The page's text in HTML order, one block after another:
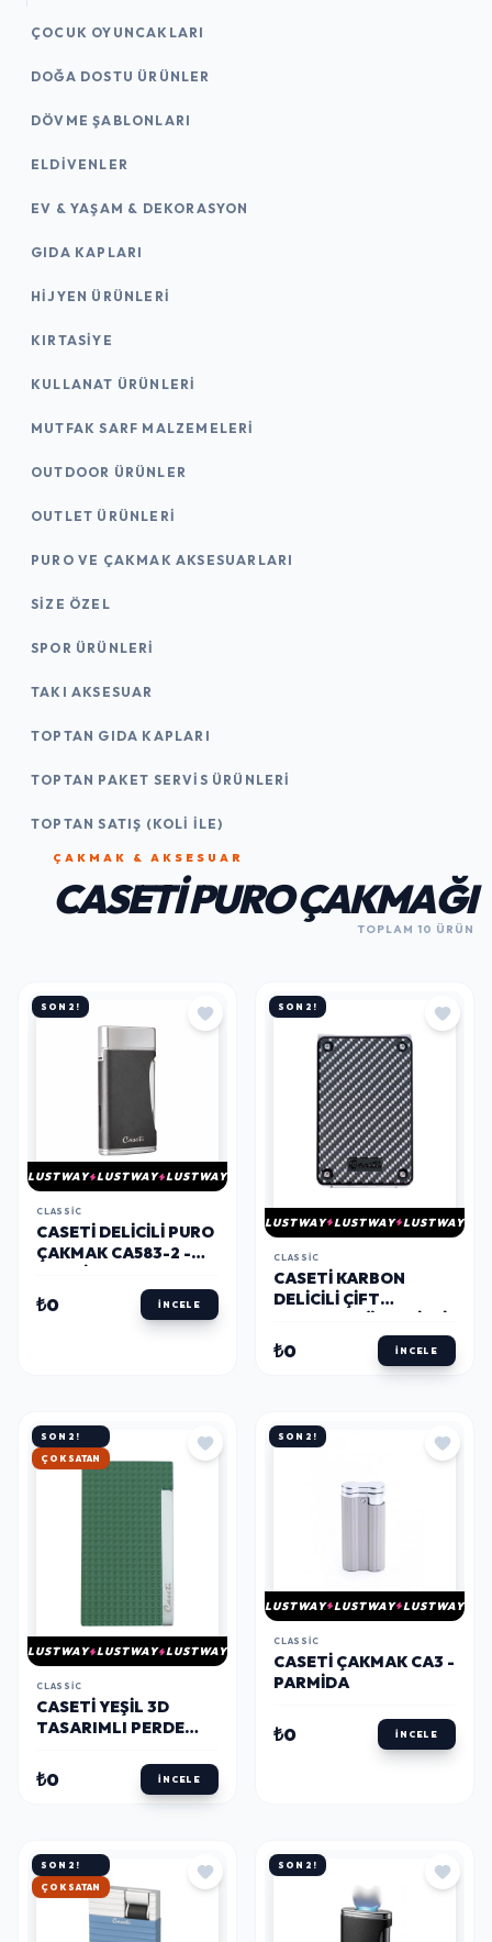
ÇOCUK OYUNCAKLARI
DOĞA DOSTU ÜRÜNLER
DÖVME ŞABLONLARI
ELDIVENLER
EV & YAŞAM & DEKORASYON
GIDA KAPLARI
HIJYEN ÜRÜNLERI
KIRTASİYE
KULLANAT ÜRÜNLERI
MUTFAK SARF MALZEMELERI
OUTDOOR ÜRÜNLER
OUTLET ÜRÜNLERI
PURO VE ÇAKMAK AKSESUARLARI
SIZE ÖZEL
SPOR ÜRÜNLERI
TAKI AKSESUAR
TOPTAN GIDA KAPLARI
TOPTAN PAKET SERVIS ÜRÜNLERI
TOPTAN SATIŞ (KOLI İLE)
ÇAKMAK & AKSESUAR
CASETI PURO ÇAKMAĞI
TOPLAM 10 ÜRÜN
SON 2!
LUSTWAY LUSTWAY LUSTWAY
CLASSIC
CASETI DELICILI PURO
ÇAKMAK CA583-2 -
₺0 İNCELE
SON 2!
LUSTWAY LUSTWAY LUSTWAY
CLASSIC
CASETI KARBON
DELICILI ÇIFT
ÇIFT TORCH VE TEK
TORCH CA-610(13) -
₺0 İNCELE
SON 2!
ÇOK SATAN
LUSTWAY LUSTWAY LUSTWAY
CLASSIC
CASETI YEŞIL 3D
TASARIMLI PERDE
555(15) - PARMIDA
₺0 İNCELE
SON 2!
LUSTWAY LUSTWAY LUSTWAY
CLASSIC
CASETİ ÇAKMAK CA3 -
PARMIDA
₺0 İNCELE
SON 2!
ÇOK SATAN
SON 2!